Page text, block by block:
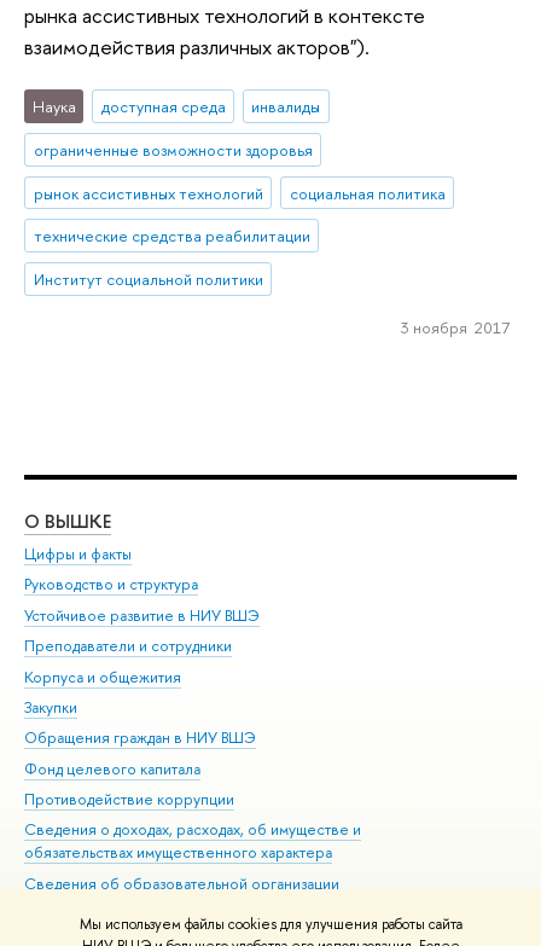
Мы используем файлы cookies для улучшения работы сайта
рынка ассистивных технологий в контексте
взаимодействия различных акторов").
Наука доступная среда
инвалиды
ограниченные возможности здоровья
рынок ассистивных технологий
социальная политика
технические средства реабилитации
Институт социальной политики
3 ноября 2017
О ВЫШКЕ
Цифры и факты
Руководство и структура
Устойчивое развитие в НИУ ВШЭ
Преподаватели и сотрудники
Корпуса и общежития
Закупки
Обращения граждан в НИУ ВШЭ
Фонд целевого капитала
Противодействие коррупции
Сведения о доходах, расходах, об имуществе и
обязательствах имущественного характера
Сведения об образовательной организации
Людям с ограниченными возможностями здоровья